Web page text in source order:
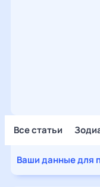
Все статьи
Ваши данные для